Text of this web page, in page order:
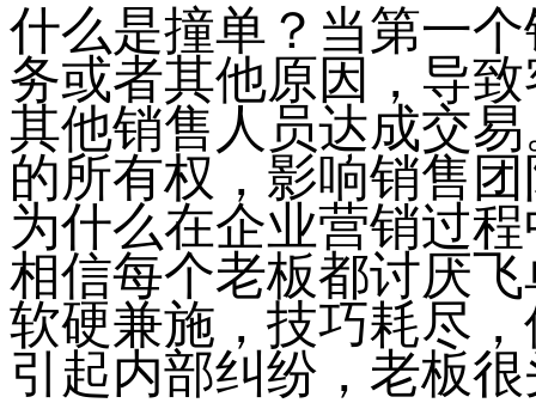
什么是撞单？当第一
务或者其他原因，导
其他销售人员达成交
的所有权，影响销售
为什么在企业营销过
相信每个老板都讨厌
软硬兼施，技巧耗尽
引起内部纠纷，老板